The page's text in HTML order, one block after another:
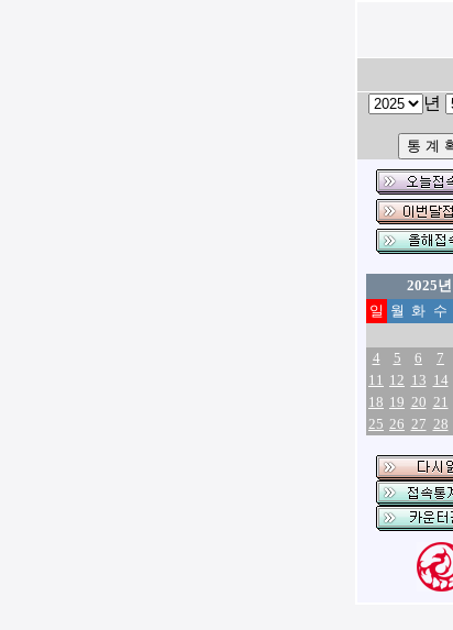
년
2025년
일 월 화 수
4
5 6 7
11 12 13 14
18 19 20 21
25 26 27 28